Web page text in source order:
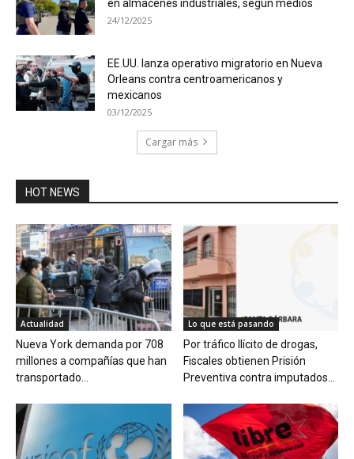
en almacenes industriales, según medios
24/12/2025
EE.UU. lanza operativo migratorio en Nueva
Orleans contra centroamericanos y
mexicanos
03/12/2025
Cargar más
HOT NEWS
Actualidad
Nueva York demanda por 708
millones a compañías que han
transportado...
Lo que está pasando
Por tráfico Ilícito de drogas,
Fiscales obtienen Prisión
Preventiva contra imputados...